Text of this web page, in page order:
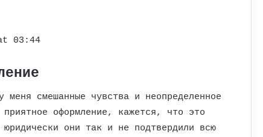
03:44
смешанные чувства и неопределенное
оформление, кажется, что это
они так и не подтвердили всю